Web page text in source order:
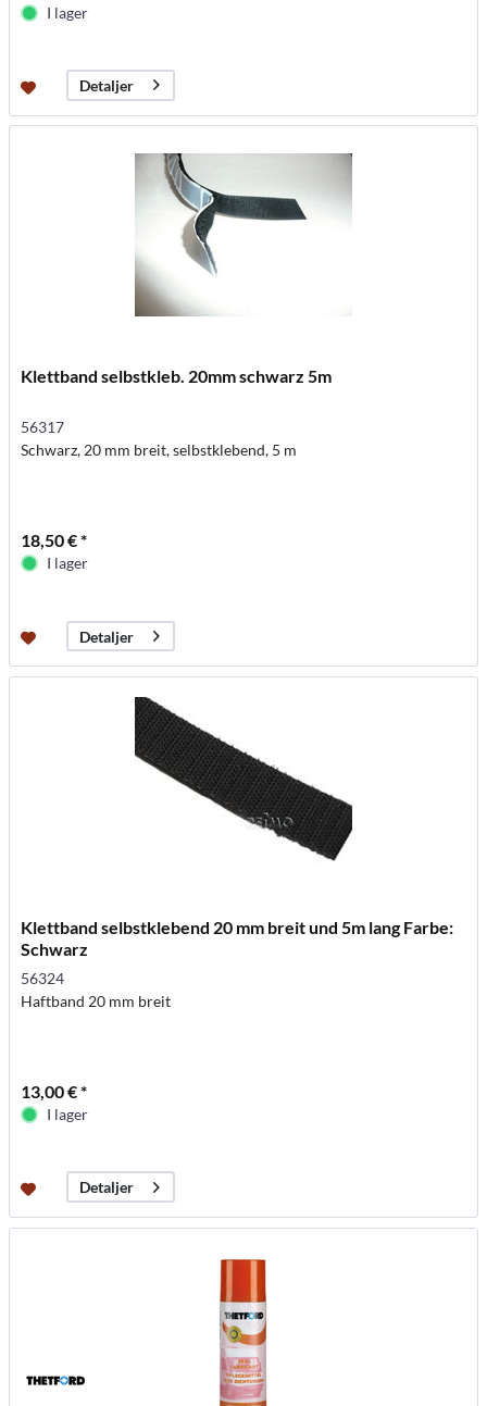
I lager
Detaljer
Klettband selbstkleb. 20mm schwarz 5m
56317
Schwarz, 20 mm breit, selbstklebend, 5 m
18,50 € *
I lager
Detaljer
Klettband selbstklebend 20 mm breit und 5m lang Farbe:
Schwarz
56324
Haftband 20 mm breit
13,00 € *
I lager
Detaljer